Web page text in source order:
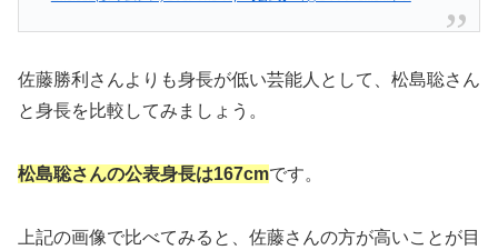
佐藤勝利さんよりも身長が低い芸能人として、松島聡さん
と身長を比較してみましょう。
松島聡さんの公表身長は167cmです。
上記の画像で比べてみると、佐藤さんの方が高いことが目